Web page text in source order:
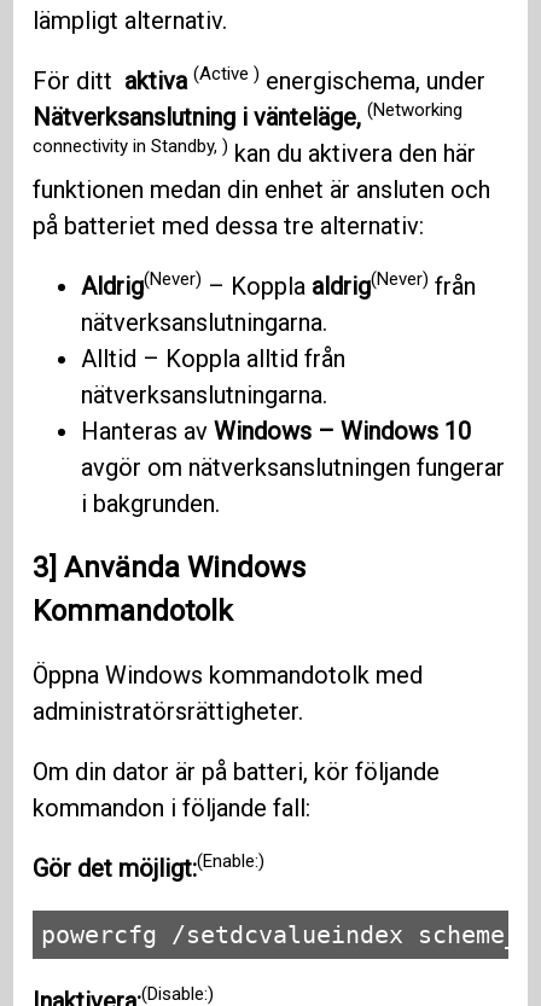
lämpligt alternativ.
För ditt aktiva(Active ) energischema, under
Nätverksanslutning i vänteläge,(Networking
connectivity in Standby, ) kan du aktivera den här
funktionen medan din enhet är ansluten och
på batteriet med dessa tre alternativ:
Aldrig(Never) – Koppla aldrig(Never) från
nätverksanslutningarna.
Alltid – Koppla alltid från
nätverksanslutningarna.
Hanteras avWindows – Windows 10
avgör om nätverksanslutningen fungerar
i bakgrunden.
3] Använda Windows
Kommandotolk
Öppna Windows kommandotolk med
administratörsrättigheter.
Om din dator är på batteri, kör följande
kommandon i följande fall:
Gör det möjligt:(Enable:)
powercfg /setdcvalueindex
(Disable:)